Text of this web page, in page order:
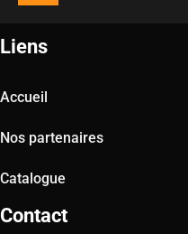
Liens
Accueil
Nos partenaires
Catalogue
Contact